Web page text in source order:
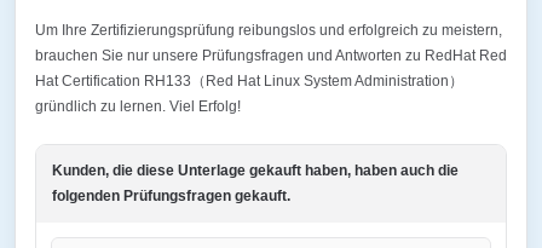
Um Ihre Zertifizierungsprüfung reibungslos und erfolgreich zu meistern,
brauchen Sie nur unsere Prüfungsfragen und Antworten zu RedHat Red
Hat Certification RH133（Red Hat Linux System Administration）
gründlich zu lernen. Viel Erfolg!
Kunden, die diese Unterlage gekauft haben, haben auch die
folgenden Prüfungsfragen gekauft.